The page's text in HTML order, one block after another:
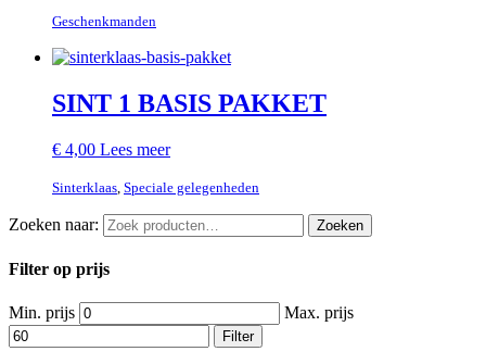
Geschenkmanden
SINT 1 BASIS PAKKET
€ 4,00 Lees meer
Sinterklaas Speciale gelegenheden
Zoeken naar: Zoeken
Filter op prijs
Min. prijs Max. prijs
Filter